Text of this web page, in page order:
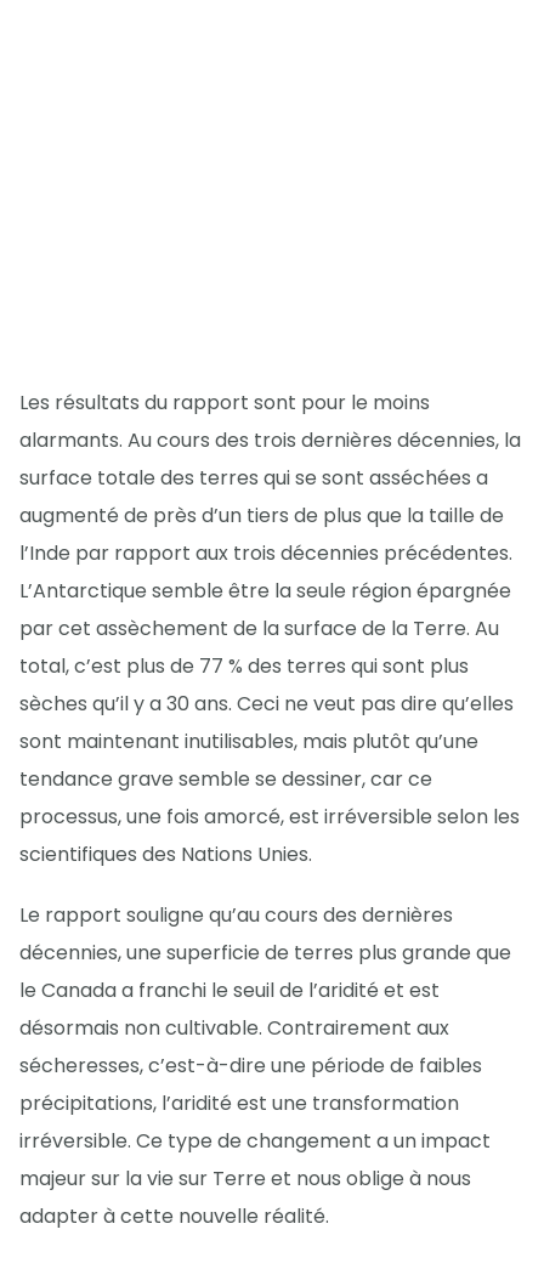
Les résultats du rapport sont pour le moins
alarmants. Au cours des trois dernières décennies, la
surface totale des terres qui se sont asséchées a
augmenté de près d’un tiers de plus que la taille de
l’Inde par rapport aux trois décennies précédentes.
L’Antarctique semble être la seule région épargnée
par cet assèchement de la surface de la Terre. Au
total, c’est plus de 77 % des terres qui sont plus
sèches qu’il y a 30 ans. Ceci ne veut pas dire qu’elles
sont maintenant inutilisables, mais plutôt qu’une
tendance grave semble se dessiner, car ce
processus, une fois amorcé, est irréversible selon les
scientifiques des Nations Unies.
Le rapport souligne qu’au cours des dernières
décennies, une superficie de terres plus grande que
le Canada a franchi le seuil de l’aridité et est
désormais non cultivable. Contrairement aux
sécheresses, c’est-à-dire une période de faibles
précipitations, l’aridité est une transformation
irréversible. Ce type de changement a un impact
majeur sur la vie sur Terre et nous oblige à nous
adapter à cette nouvelle réalité.